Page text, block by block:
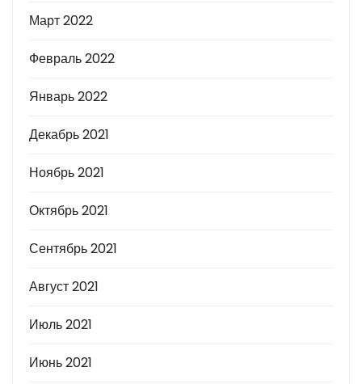
Март 2022
Февраль 2022
Январь 2022
Декабрь 2021
Ноябрь 2021
Октябрь 2021
Сентябрь 2021
Август 2021
Июль 2021
Июнь 2021